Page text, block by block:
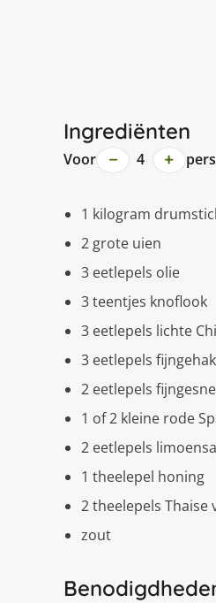
Ingrediënten
Voor − 4 +
1 kilogram
2 grote uien
3 eetlepels olie
3 teentjes knoflook
3 eetlepels lichte
3 eetlepels
2 eetlepels
1 of 2 kleine rode
2 eetlepels
1 theelepel honing
2 theelepels Thaise
zout